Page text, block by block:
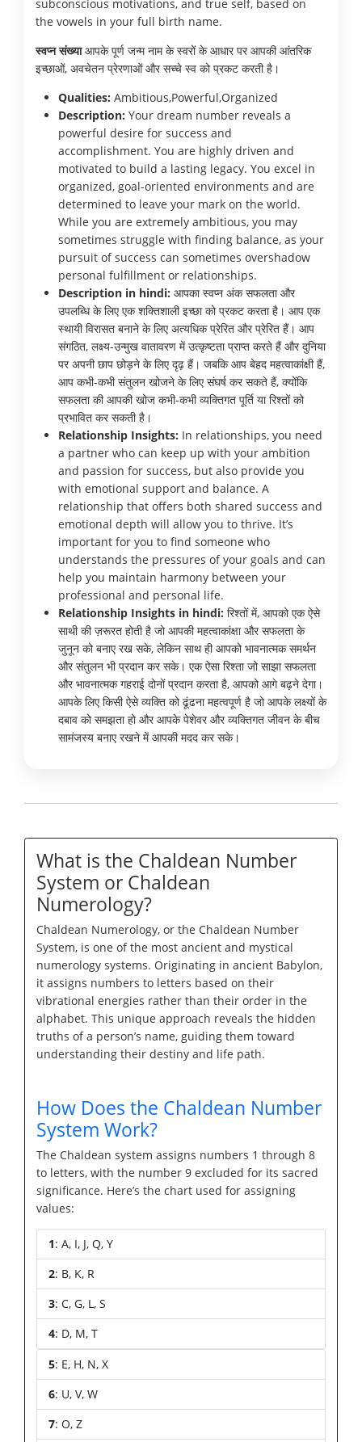
subconscious motivations, and true self, based on
the vowels in your full birth name.
स्वप्न संख्याआपके पूर्ण जन्म नाम के स्वरों के आधार पर आपकी आंतरिक
इच्छाओं, अवचेतन प्रेरणाओं और सच्चे स्व को प्रकट करती है।
Qualities: Ambitious,Powerful,Organized
Description: Your dream number reveals a
powerful desire for success and
accomplishment. You are highly driven and
motivated to build a lasting legacy. You excel in
organized, goal-oriented environments and are
determined to leave your mark on the world.
While you are extremely ambitious, you may
sometimes struggle with finding balance, as your
pursuit of success can sometimes overshadow
personal fulfillment or relationships.
Description in hindi: आपका स्वप्न अंक सफलता और
उपलब्धि के लिए एक शक्तिशाली इच्छा को प्रकट करता है। आप एक
स्थायी विरासत बनाने के लिए अत्यधिक प्रेरित और प्रेरित हैं। आप
संगठित, लक्ष्य-उन्मुख वातावरण में उत्कृष्टता प्राप्त करते हैं और दुनिया
पर अपनी छाप छोड़ने के लिए दृढ़ हैं। जबकि आप बेहद महत्वाकांक्षी हैं,
आप कभी-कभी संतुलन खोजने के लिए संघर्ष कर सकते हैं, क्योंकि
सफलता की आपकी खोज कभी-कभी व्यक्तिगत पूर्ति या रिश्तों को
प्रभावित कर सकती है।
Relationship Insights: In relationships, you need
a partner who can keep up with your ambition
and passion for success, but also provide you
with emotional support and balance. A
relationship that offers both shared success and
emotional depth will allow you to thrive. It’s
important for you to find someone who
understands the pressures of your goals and can
help you maintain harmony between your
professional and personal life.
Relationship Insights in hindi: रिश्तों में, आपको एक ऐसे
साथी की ज़रूरत होती है जो आपकी महत्वाकांक्षा और सफलता के
जुनून को बनाए रख सके, लेकिन साथ ही आपको भावनात्मक समर्थन
और संतुलन भी प्रदान कर सके। एक ऐसा रिश्ता जो साझा सफलता
और भावनात्मक गहराई दोनों प्रदान करता है, आपको आगे बढ़ने देगा।
आपके लिए किसी ऐसे व्यक्ति को ढूंढना महत्वपूर्ण है जो आपके लक्ष्यों के
दबाव को समझता हो और आपके पेशेवर और व्यक्तिगत जीवन के बीच
सामंजस्य बनाए रखने में आपकी मदद कर सके।
What is the Chaldean Number
System or Chaldean
Numerology?
Chaldean Numerology, or the Chaldean Number
System, is one of the most ancient and mystical
numerology systems. Originating in ancient Babylon,
it assigns numbers to letters based on their
vibrational energies rather than their order in the
alphabet. This unique approach reveals the hidden
truths of a person’s name, guiding them toward
understanding their destiny and life path.
How Does the Chaldean Number
System Work?
The Chaldean system assigns numbers 1 through 8
to letters, with the number 9 excluded for its sacred
significance. Here’s the chart used for assigning
values:
1: A, I, J, Q, Y
2: B, K, R
3: C, G, L, S
4: D, M, T
5: E, H, N, X
6: U, V, W
7: O, Z